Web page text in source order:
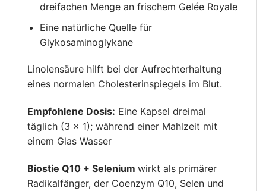
dreifachen Menge an frischem Gelée Royale
Eine natürliche Quelle für
Glykosaminoglykane
Linolensäure hilft bei der Aufrechterhaltung
eines normalen Cholesterinspiegels im Blut.
Empfohlene Dosis: Eine Kapsel dreimal
täglich (3 × 1); während einer Mahlzeit mit
einem Glas Wasser
Biostie Q10 + Selenium wirkt als primärer
Radikalfänger, der Coenzym Q10, Selen und